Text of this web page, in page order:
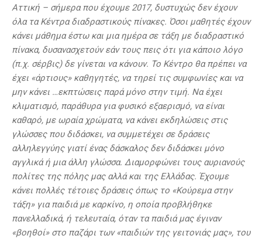
Αττική – σήμερα που έχουμε 2017, δυστυχώς δεν έχουν
όλα τα Κέντρα διαδραστικούς πίνακες. Όσοι μαθητές έχουν
κάνει μάθημα έστω και μια ημέρα σε τάξη με διαδραστικό
πίνακα, δυσανασχετούν εάν τους πεις ότι για κάποιο λόγο
(π.χ. σέρβις) δε γίνεται να κάνουν. Το Κέντρο θα πρέπει να
έχει «άρτιους» καθηγητές, να τηρεί τις συμφωνίες και να
μην κάνει …εκπτώσεις παρά μόνο στην τιμή. Να έχει
κλιματισμό, παράθυρα για φυσικό εξαερισμό, να είναι
καθαρό, με ωραία χρώματα, να κάνει εκδηλώσεις στις
γλώσσες που διδάσκει, να συμμετέχει σε δράσεις
αλληλεγγύης γιατί ένας δάσκαλος δεν διδάσκει μόνο
αγγλικά ή μια άλλη γλώσσα. Διαμορφώνει τους αυριανούς
πολίτες της πόλης μας αλλά και της Ελλάδας. Έχουμε
κάνει πολλές τέτοιες δράσεις όπως το «Κούρεμα στην
τάξη» για παιδιά με καρκίνο, η οποία προβλήθηκε
πανελλαδικά, ή τελευταία, όταν τα παιδιά μας έγιναν
«βοηθοί» στο παζάρι των «παιδιών της γειτονιάς μας», του